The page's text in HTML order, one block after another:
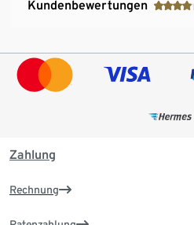
Kundenbewertungen
Zahlung
Rechnung